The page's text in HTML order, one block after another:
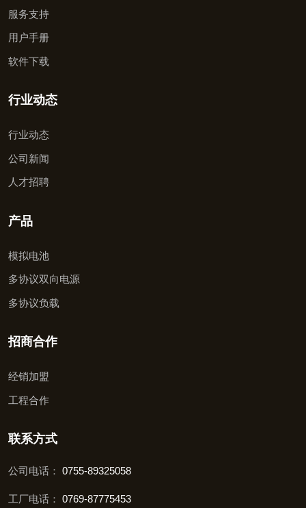
服务支持
用户手册
软件下载
行业动态
行业动态
公司新闻
人才招聘
产品
模拟电池
多协议双向电源
多协议负载
招商合作
经销加盟
工程合作
联系方式
公司电话： 0755-89325058
工厂电话： 0769-87775453